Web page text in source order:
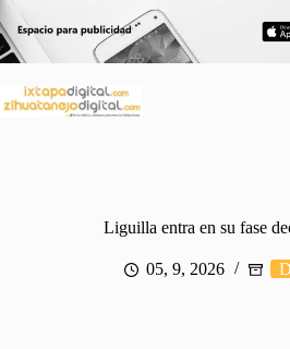
al
contenido
Liguilla entra en su fase
05, 9, 2026